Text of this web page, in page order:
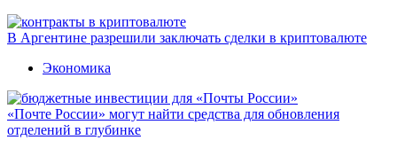
В Аргентине разрешили заключать сделки в криптовалюте
Экономика
«Почте России» могут найти средства для обновления
отделений в глубинке